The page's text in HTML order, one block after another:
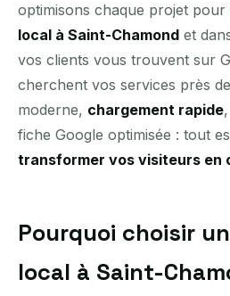
optimisons chaque projet pour
local à Saint-Chamond et
vos clients vous trouvent sur
cherchent vos services près
moderne, chargement rapide,
fiche Google optimisée : tout
transformer vos visiteurs en
Pourquoi choisir
local à Saint-